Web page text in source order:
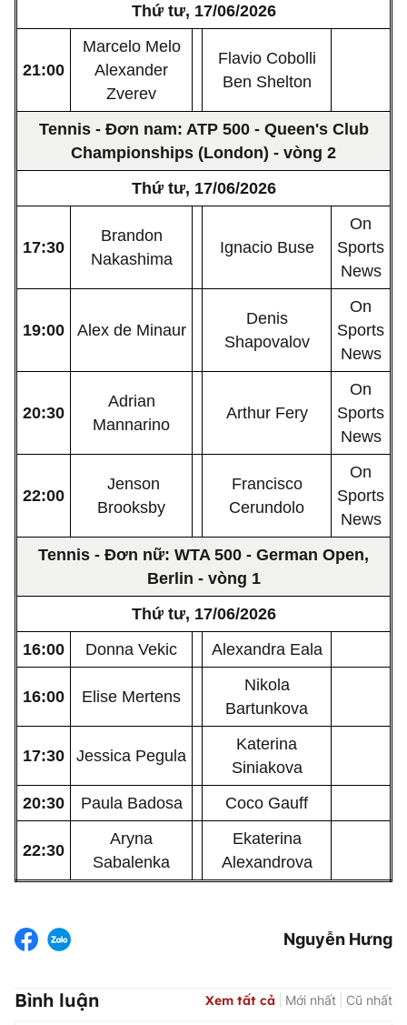
Thứ tư, 17/06/2026
21:00
Marcelo Melo
Alexander
Zverev
Flavio Cobolli
Ben Shelton
Tennis - Đơn nam: ATP 500 - Queen's Club
Championships (London) - vòng 2
Thứ tư, 17/06/2026
17:30
Brandon
Nakashima
Ignacio Buse
On
Sports
News
19:00 Alex de Minaur
Denis
Shapovalov
On
Sports
News
20:30
Adrian
Mannarino
Arthur Fery
On
Sports
News
22:00
Jenson
Brooksby
Francisco
Cerundolo
On
Sports
News
Tennis - Đơn nữ: WTA 500 - German Open,
Berlin - vòng 1
Thứ tư, 17/06/2026
16:00
Donna Vekic Alexandra Eala
16:00 Elise Mertens
Nikola
Bartunkova
17:30 Jessica Pegula
Katerina
Siniakova
20:30
Paula Badosa Coco Gauff
22:30
Aryna
Sabalenka
Ekaterina
Alexandrova
Nguyễn Hưng
Bình luận Xem tất cả Mới nhất Cũ nhất